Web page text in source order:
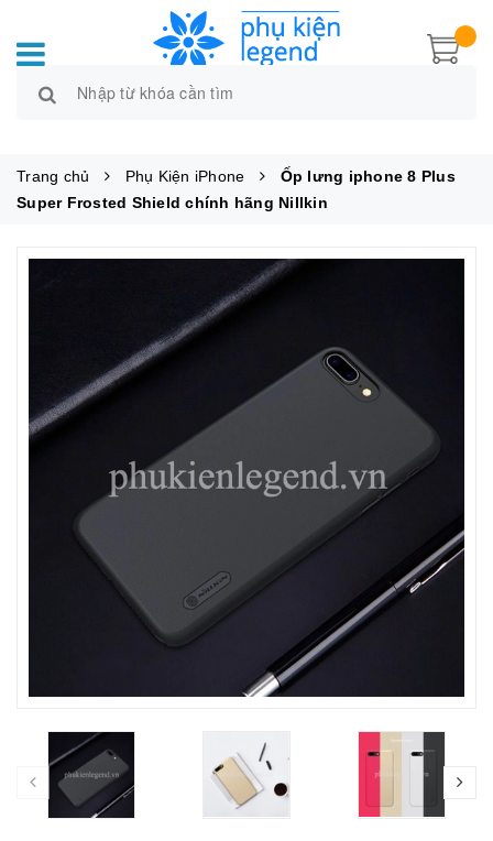
Trang chủ Phụ Kiện iPhone
Ốp lưng iphone 8 Plus
Super Frosted Shield chính hãng Nillkin